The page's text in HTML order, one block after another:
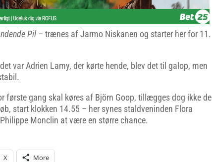
Pil – trænes af Jarmo Niskanen og starter her for 11.
var Adrien Lamy, der kørte hende, blev det til galop, men
første gang skal køres af Björn Goop, tillægges dog ikke de
start klokken 14.55 – her synes staldveninden Flora
Monclin at være en større chance.
X More